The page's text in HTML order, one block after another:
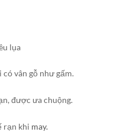
lụa
vân gỗ như gấm.
được ưa chuộng.
rạn khi may.